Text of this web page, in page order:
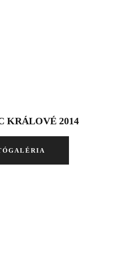
KRÁLOVÉ 2014